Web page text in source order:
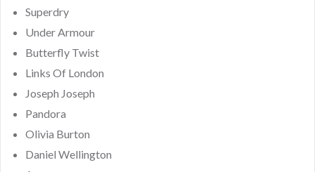
Superdry
Under Armour
Butterfly Twist
Links Of London
Joseph Joseph
Pandora
Olivia Burton
Daniel Wellington